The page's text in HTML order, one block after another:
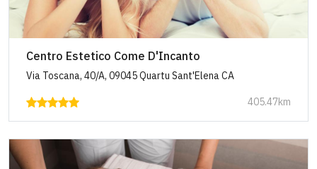
Centro Estetico Come D'Incanto
Via Toscana, 40/A, 09045 Quartu Sant'Elena CA
405.47km